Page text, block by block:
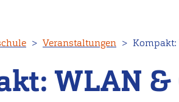
Veranstaltungen Kompakt:
WLAN &